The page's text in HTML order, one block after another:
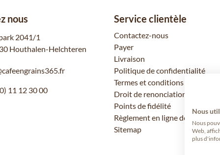
nous
2041/1
Houthalen-Helchteren
11 12 30 00
Service clientèle
Contactez-nous
Payer
Livraison
Politique de confidentialité
Termes et conditions
Droit de renonciation
Points de fidélité
Règlement en ligne des litiges
Sitemap
Nous
Nous
Web,
plus